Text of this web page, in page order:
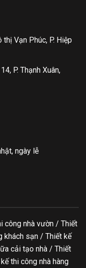
Vạn Phúc, P. Hiệp
P. Thạnh Xuân,
ngày lễ
công nhà vườn / Thiết
khách sạn / Thiết kế
cải tạo nhà / Thiết
thi công nhà hàng